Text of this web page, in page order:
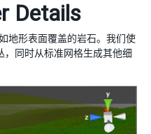
Details
地形表面覆盖的岩石。我们使
，同时从标准网格生成其他细